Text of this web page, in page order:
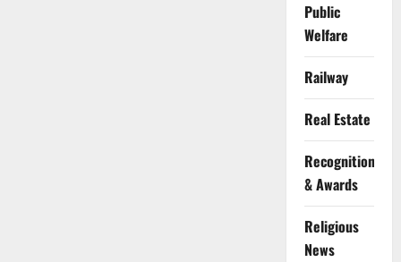
Public
Welfare
Railway
Real Estate
Recognition
& Awards
Religious
News